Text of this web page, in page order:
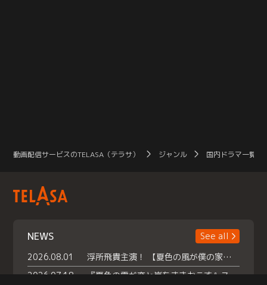
動画配信サービスのTELASA（テラサ） ジャンル 国内ドラマ一覧（
NEWS
See all
2026.08.01
浮所飛貴主演！ 【夏色の風が僕の家にやってきた】 本日よりテラサで独占配信スタート！
2026.07.18
『夏色の雲が恋と嵐をまきおこす』スペシャルメイキング 【Part1】2026年７月18日（土）23時30分～配信スタート！話題のシーンの裏側を大公開！豪華キャスト大集合！ 『武宮家 真夏の家族会議』開催！